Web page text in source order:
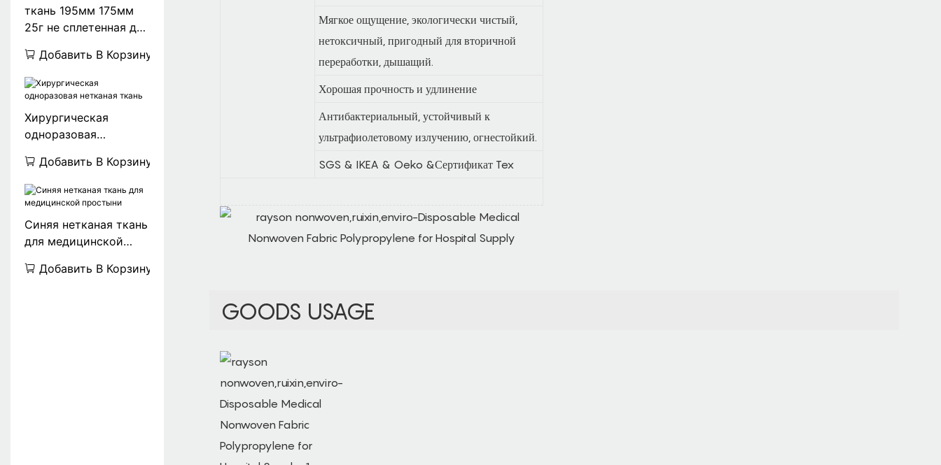
Мягкое ощущение, экологически чистый,
нетоксичный, пригодный для вторичной
переработки, дышащий.
Хорошая прочность и удлинение
Антибактериальный, устойчивый к
ультрафиолетовому излучению, огнестойкий.
SGS & IKEA & Oeko &Сертификат Tex
GOODS USAGE
ткань 195мм 175мм
25г не сплетенная для
третьего слоя
Добавить В Корзину
Хирургическая
одноразовая
Добавить В Корзину
Синяя нетканая ткань
для медицинской
Добавить В Корзину